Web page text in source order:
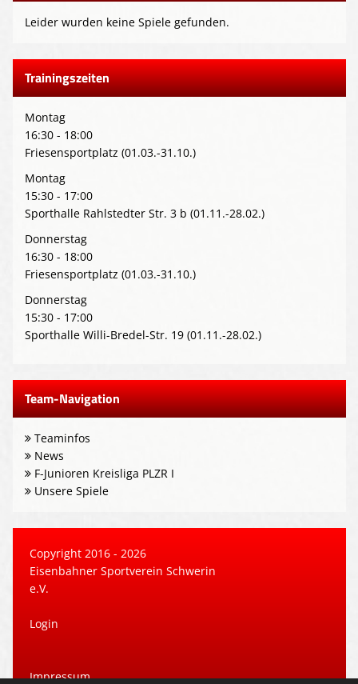
Leider wurden keine Spiele gefunden.
Trainingszeiten
Montag
16:30 - 18:00
Friesensportplatz (01.03.-31.10.)
Montag
15:30 - 17:00
Sporthalle Rahlstedter Str. 3 b (01.11.-28.02.)
Donnerstag
16:30 - 18:00
Friesensportplatz (01.03.-31.10.)
Donnerstag
15:30 - 17:00
Sporthalle Willi-Bredel-Str. 19 (01.11.-28.02.)
Team-Navigation
Teaminfos
News
F-Junioren Kreisliga PLZR I
Unsere Spiele
Copyright 2016 - 2026
Eisenbahner Sportverein Schwerin
e.V.
Login
Impressum